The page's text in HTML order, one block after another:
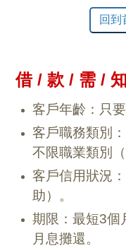
回到
借 / 款 / 需 / 知
客戶年齡：只
客戶職務類別
不限職業類別
客戶信用狀況
助）。
期限：最短3個
月息攤還。